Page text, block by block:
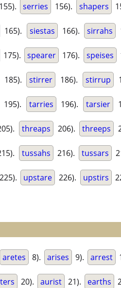
155). serries 156). shapers
165). siestas 166). sirrahs
175). spearer 176). speises
185). stirrer 186). stirrup
195). tarries 196). tarsier
threaps 206). threeps
tussahs 216). tussars
225). upstare 226). upstirs
aretes 8). arises 9). arrest
20). aurist 21). earths